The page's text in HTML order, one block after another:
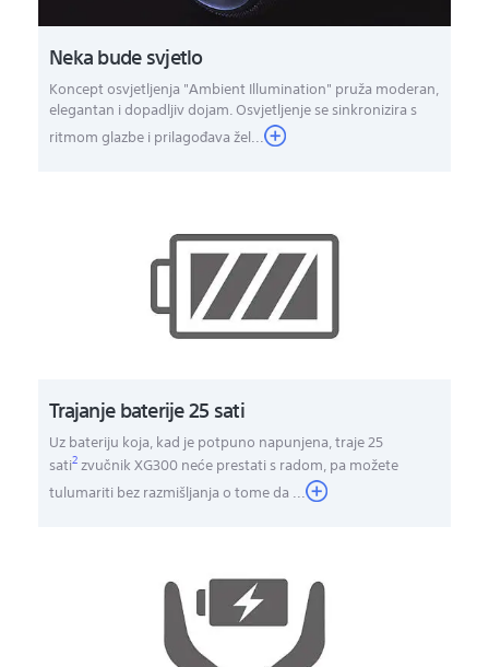
Neka bude svjetlo
Koncept osvjetljenja "Ambient Illumination" pruža moderan,
elegantan i dopadljiv dojam. Osvjetljenje se sinkronizira s
ritmom glazbe i prilagođava žel...
Trajanje baterije 25 sati
Uz bateriju koja, kad je potpuno napunjena, traje 25
sati2zvučnik XG300 neće prestati s radom, pa možete
tulumariti bez razmišljanja o tome da...